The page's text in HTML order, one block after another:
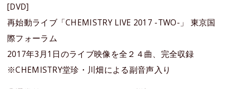
[DVD]
再始動ライブ「CHEMISTRY LIVE 2017 -TWO-」 東京国
際フォーラム
2017年3月1日のライブ映像を全２４曲、完全収録
※CHEMISTRY堂珍・川畑による副音声入り